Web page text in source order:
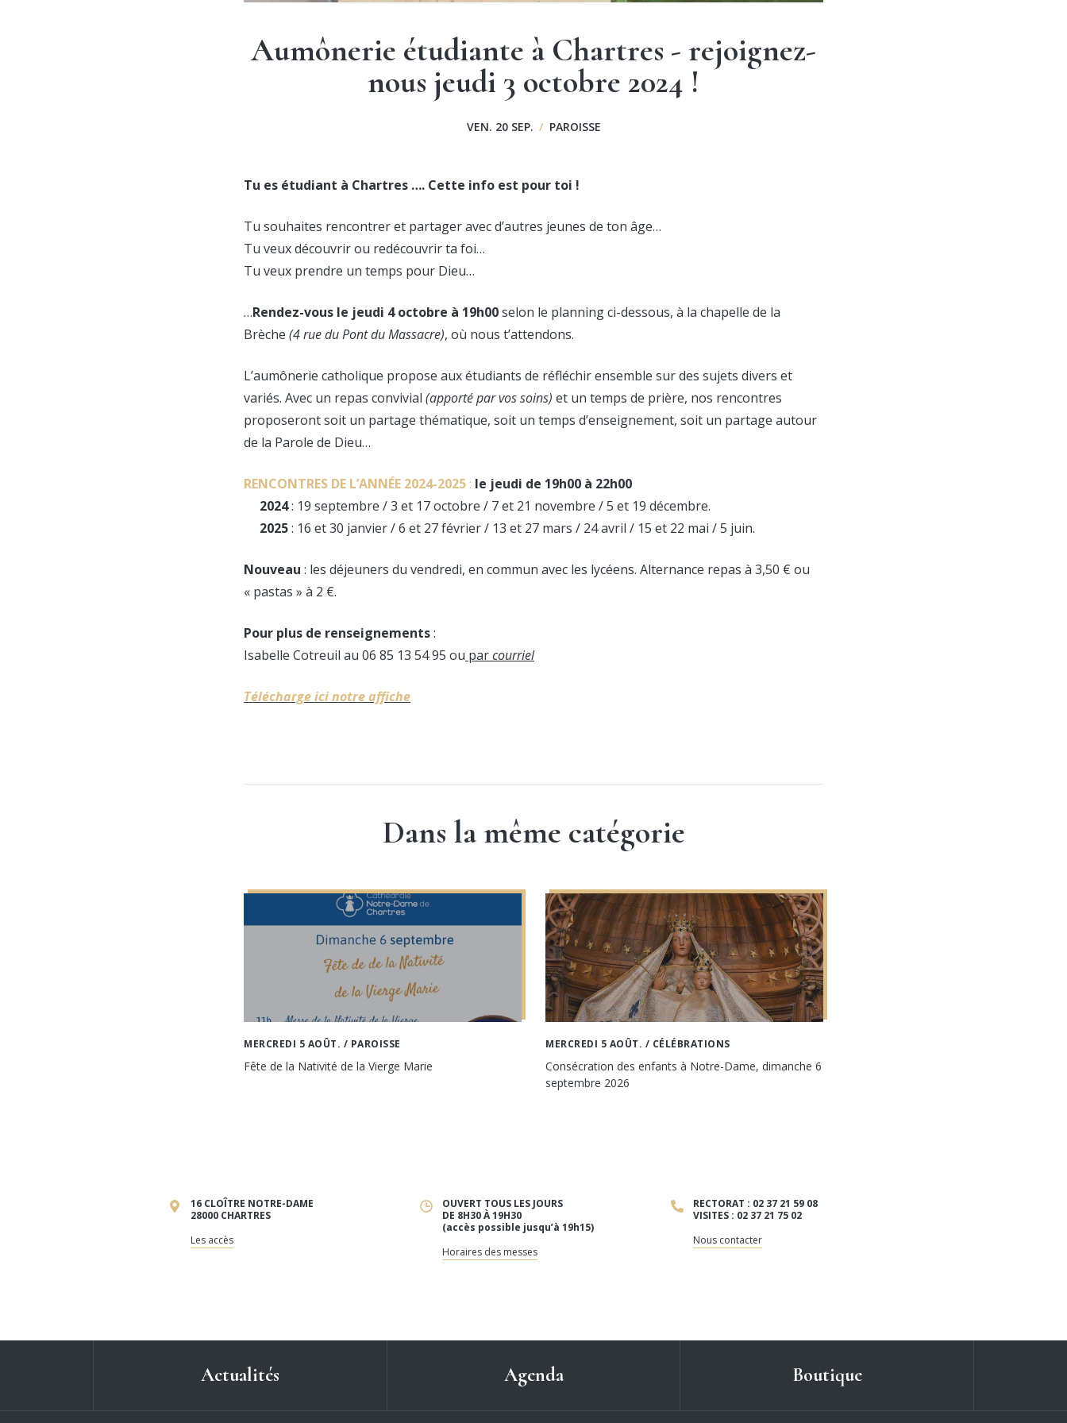
Aumônerie étudiante à Chartres - rejoignez-
nous jeudi 3 octobre 2024 !
VEN. 20 SEP. / PAROISSE
Tu es étudiant à Chartres …. Cette info est pour toi !
Tu souhaites rencontrer et partager avec d’autres jeunes de ton âge…
Tu veux découvrir ou redécouvrir ta foi…
Tu veux prendre un temps pour Dieu…
…Rendez-vous le jeudi 4 octobre à 19h00selon le planning ci-dessous, à la chapelle de la
Brèche (4 rue du Pont du Massacre), où nous t’attendons.
L’aumônerie catholique propose aux étudiants de réfléchir ensemble sur des sujets divers et
variés. Avec un repas convivial (apporté par vos soins) et un temps de prière, nos rencontres
proposeront soit un partage thématique, soit un temps d’enseignement, soit un partage autour
de la Parole de Dieu…
RENCONTRES DE L’ANNÉE 2024-2025 : le jeudi de 19h00 à 22h00
2024: 19 septembre / 3 et 17 octobre / 7 et 21 novembre / 5 et 19 décembre.
2025: 16 et 30 janvier / 6 et 27 février / 13 et 27 mars / 24 avril / 15 et 22 mai / 5 juin.
Nouveau : les déjeuners du vendredi, en commun avec les lycéens. Alternance repas à 3,50 € ou
« pastas » à 2 €.
Pour plus de renseignements:
Isabelle Cotreuil au 06 85 13 54 95 ou parcourriel
Télécharge ici notre affiche
Dans la même catégorie
MERCREDI 5 AOÛT. / PAROISSE
Fête de la Nativité de la Vierge Marie
MERCREDI 5 AOÛT. / CÉLÉBRATIONS
Consécration des enfants à Notre-Dame, dimanche 6
septembre 2026
16 CLOÎTRE NOTRE-DAME
28000 CHARTRES
Les accès
OUVERT TOUS LES JOURS
DE 8H30 À 19H30
(accès possible jusqu’à 19h15)
Horaires des messes
RECTORAT : 02 37 21 59 08
VISITES : 02 37 21 75 02
Nous contacter
Actualités Agenda Boutique